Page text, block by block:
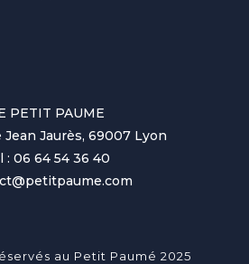
PETIT PAUME
Jean Jaurès, 69007 Lyon
: 06 64 54 36 40
au Petit Paumé 2025